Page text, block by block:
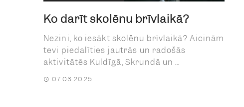
Ko darīt skolēnu brīvlaikā?
Nezini, ko iesākt skolēnu brīvlaikā? Aicinām
tevi piedalīties jautrās un radošās
aktivitātēs Kuldīgā, Skrundā un ...
07.03.2025